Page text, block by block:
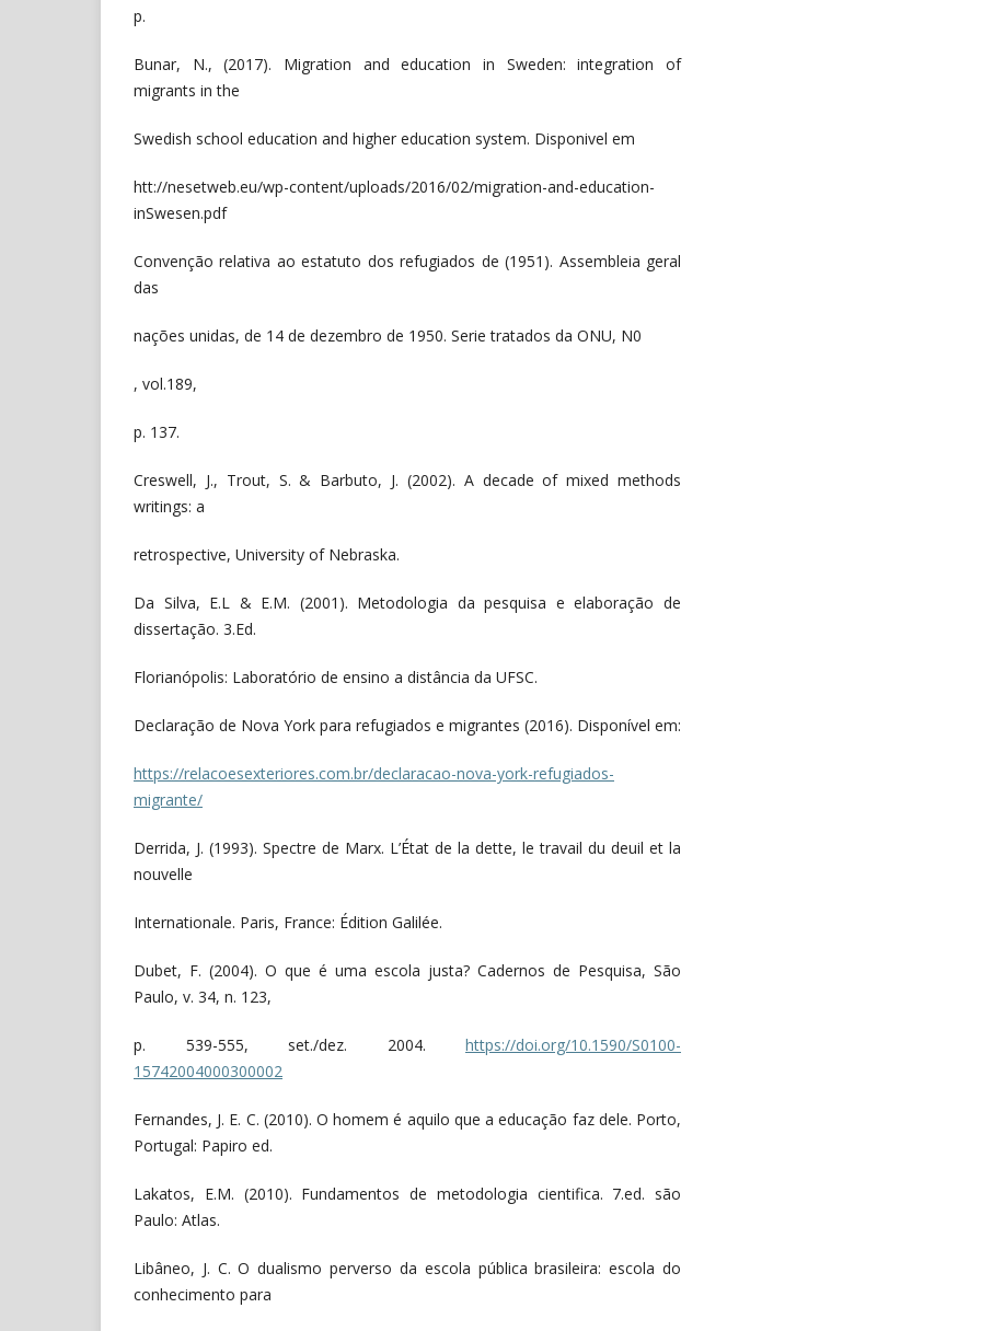
p.
Bunar, N., (2017). Migration and education in Sweden: integration of
migrants in the
Swedish school education and higher education system. Disponivel em
htt://nesetweb.eu/wp-content/uploads/2016/02/migration-and-education-
inSwesen.pdf
Convenção relativa ao estatuto dos refugiados de (1951). Assembleia geral
das
nações unidas, de 14 de dezembro de 1950. Serie tratados da ONU, N0
, vol.189,
p. 137.
Creswell, J., Trout, S. & Barbuto, J. (2002). A decade of mixed methods
writings: a
retrospective, University of Nebraska.
Da Silva, E.L & E.M. (2001). Metodologia da pesquisa e elaboração de
dissertação. 3.Ed.
Florianópolis: Laboratório de ensino a distância da UFSC.
Declaração de Nova York para refugiados e migrantes (2016). Disponível em:
https://relacoesexteriores.com.br/declaracao-nova-york-refugiados-
migrante/
Derrida, J. (1993). Spectre de Marx. L’État de la dette, le travail du deuil et la
nouvelle
Internationale. Paris, France: Édition Galilée.
Dubet, F. (2004). O que é uma escola justa? Cadernos de Pesquisa, São
Paulo, v. 34, n. 123,
p. 539-555, set./dez. 2004. https://doi.org/10.1590/S0100-
15742004000300002
Fernandes, J. E. C. (2010). O homem é aquilo que a educação faz dele. Porto,
Portugal: Papiro ed.
Lakatos, E.M. (2010). Fundamentos de metodologia cientifica. 7.ed. são
Paulo: Atlas.
Libâneo, J. C. O dualismo perverso da escola pública brasileira: escola do
conhecimento para